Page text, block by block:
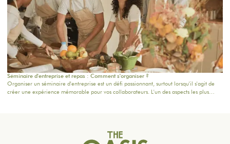
Séminaire d'entreprise et repas : Comment s'organiser ?
Organiser un séminaire d'entreprise est un défi passionnant, surtout lorsqu'il s'agit de
créer une expérience mémorable pour vos collaborateurs. L'un des aspects les plus